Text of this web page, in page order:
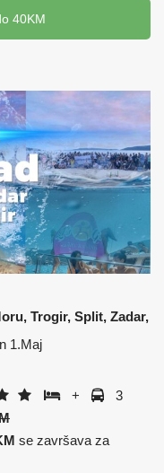
40KM
Trogir, Split, Zadar,
1.Maj
+
3
se završava za